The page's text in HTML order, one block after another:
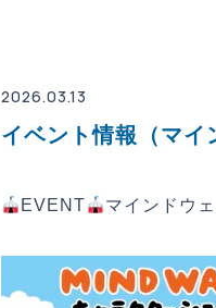
2026.03.13
イベント情報（マイ
EVENT マインドウ